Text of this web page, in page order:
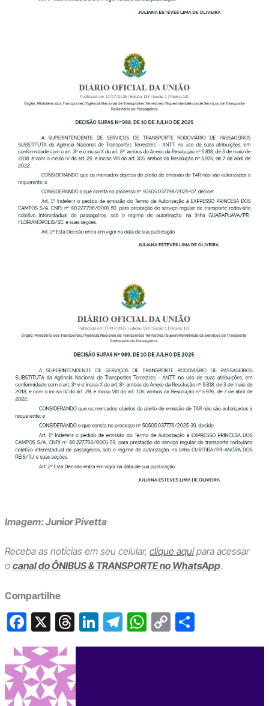
Imagem: Junior Pivetta
Receba as notícias em seu celular, clique aquipara acessar
o canal do ÔNIBUS & TRANSPORTE no WhatsApp.
Compartilhe
F
a
c
e
b
X T
hr
e
a
d
Li
n
T
el
W
h
C
o
S
h